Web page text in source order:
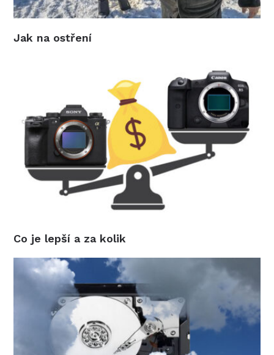
Jak na ostření
Co je lepší a za kolik